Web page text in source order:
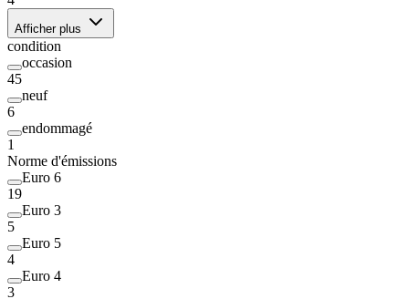
Afficher plus
condition
occasion
45
neuf
6
endommagé
1
Norme d'émissions
Euro 6
19
Euro 3
5
Euro 5
4
Euro 4
3